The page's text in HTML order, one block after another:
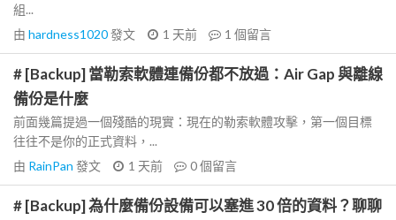
組...
由 hardness1020發文 1 天前 1 個留言
# [Backup] 當勒索軟體連備份都不放過：Air Gap 與離線
備份是什麼
前面幾篇提過一個殘酷的現實：現在的勒索軟體攻擊，第一個目標
往往不是你的正式資料，...
由 RainPan 發文 1 天前 0個留言
# [Backup] 為什麼備份設備可以塞進 30 倍的資料？聊聊